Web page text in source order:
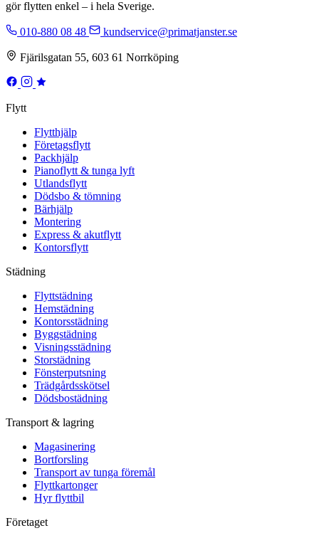
gör flytten enkel – i hela Sverige.
010-880 08 48 kundservice@primatjanster.se
Fjärilsgatan 55, 603 61 Norrköping
Flytt
Flytthjälp
Företagsflytt
Packhjälp
Pianoflytt & tunga lyft
Utlandsflytt
Dödsbo & tömning
Bärhjälp
Montering
Express & akutflytt
Kontorsflytt
Städning
Flyttstädning
Hemstädning
Kontorsstädning
Byggstädning
Visningsstädning
Storstädning
Fönsterputsning
Trädgårdsskötsel
Dödsbostädning
Transport & lagring
Magasinering
Bortforsling
Transport av tunga föremål
Flyttkartonger
Hyr flyttbil
Företaget